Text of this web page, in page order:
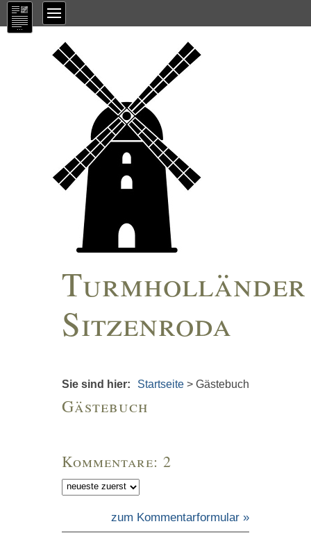
Turmholländer
Sitzenroda
Sie sind hier: Startseite > Gästebuch
Gästebuch
Kommentare: 2
zum Kommentarformular »